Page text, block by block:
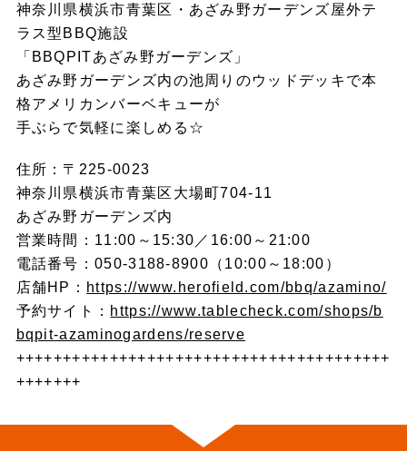
神奈川県横浜市青葉区・あざみ野ガーデンズ屋外テ
ラス型BBQ施設
「BBQPITあざみ野ガーデンズ」
あざみ野ガーデンズ内の池周りのウッドデッキで本
格アメリカンバーベキューが
手ぶらで気軽に楽しめる☆
住所：〒225-0023
神奈川県横浜市青葉区大場町704-11
あざみ野ガーデンズ内
営業時間：11:00～15:30／16:00～21:00
電話番号：050-3188-8900（10:00～18:00）
店舗HP： https://www.herofield.com/bbq/azamino/
予約サイト： https://www.tablecheck.com/shops/b
bqpit-azaminogardens/reserve
++++++++++++++++++++++++++++++++++++++++
+++++++